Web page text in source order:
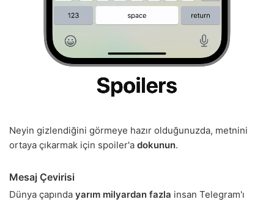
Neyin gizlendiğini görmeye hazır olduğunuzda, metnini
ortaya çıkarmak için spoiler'a dokunun.
Mesaj Çevirisi
Dünya çapında yarım milyardan fazla insan Telegram'ı